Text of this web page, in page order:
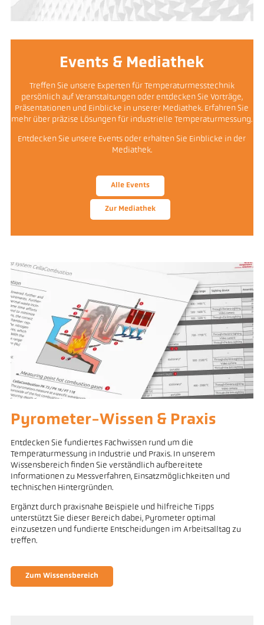
Events & Mediathek
Treffen Sie unsere Experten für Temperaturmesstechnik
persönlich auf Veranstaltungen oder entdecken Sie Vorträge,
Präsentationen und Einblicke in unserer Mediathek. Erfahren Sie
mehr über präzise Lösungen für industrielle Temperaturmessung.
Entdecken Sie unsere Events oder erhalten Sie Einblicke in der
Mediathek.
Alle Events
Zur Mediathek
Pyrometer-Wissen & Praxis
Entdecken Sie fundiertes Fachwissen rund um die
Temperaturmessung in Industrie und Praxis. In unserem
Wissensbereich finden Sie verständlich aufbereitete
Informationen zu Messverfahren, Einsatzmöglichkeiten und
technischen Hintergründen.
Ergänzt durch praxisnahe Beispiele und hilfreiche Tipps
unterstützt Sie dieser Bereich dabei, Pyrometer optimal
einzusetzen und fundierte Entscheidungen im Arbeitsalltag zu
treffen.
Zum Wissensbereich